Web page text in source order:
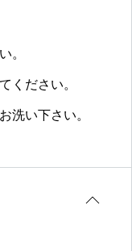
。
ください。
洗い下さい。